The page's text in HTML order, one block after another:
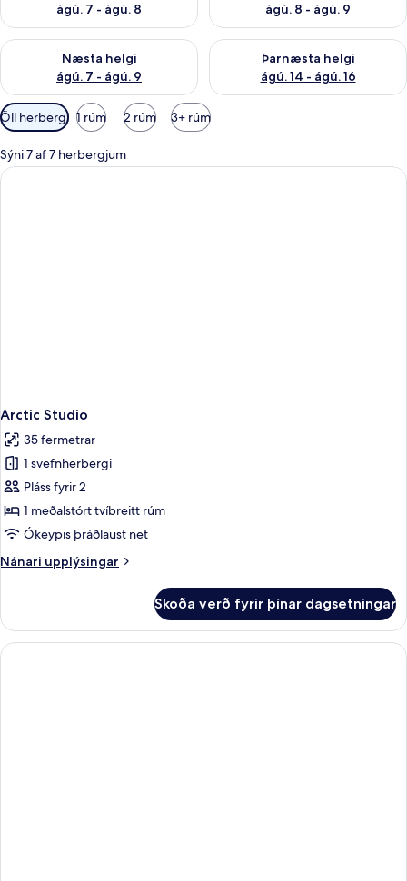
ágú. 7 - ágú. 8
ágú. 8 - ágú. 9
Næsta helgi
ágú. 7 - ágú. 9
Athuga framboð næstu helgi ágú. 7 - ágú. 9
Þarnæsta helgi
ágú. 14 - ágú. 16
Athuga framboð þarnæstu
Síur
í
boði
fyrir
Öll herbergi 1 rúm 2 rúm 3+ rúm
Sýni 7 af 7 herbergjum
Arctic Studio
35 fermetrar
1 svefnherbergi
Pláss fyrir 2
1 meðalstórt tvíbreitt rúm
Ókeypis þráðlaust net
Nánari upplýsingar
Nánari
Studio
Skoða verð fyrir þínar dagsetningar